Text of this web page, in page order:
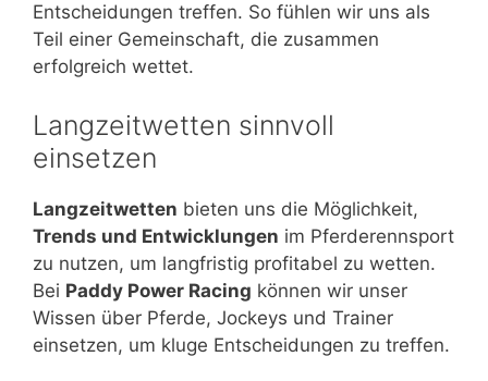
Entscheidungen treffen. So fühlen wir uns als
Teil einer Gemeinschaft, die zusammen
erfolgreich wettet.
Langzeitwetten sinnvoll
einsetzen
Langzeitwetten bieten uns die Möglichkeit,
Trends und Entwicklungen im Pferderennsport
zu nutzen, um langfristig profitabel zu wetten.
Bei Paddy Power Racing können wir unser
Wissen über Pferde, Jockeys und Trainer
einsetzen, um kluge Entscheidungen zu treffen.